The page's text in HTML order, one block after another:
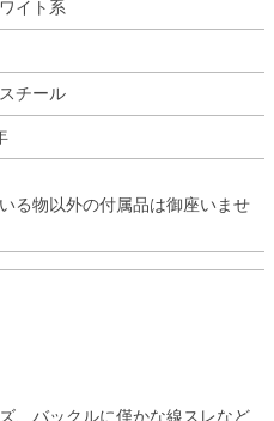
イト系
チール
る物以外の付属品は御座いませ
、バックルに僅かな線スレなど